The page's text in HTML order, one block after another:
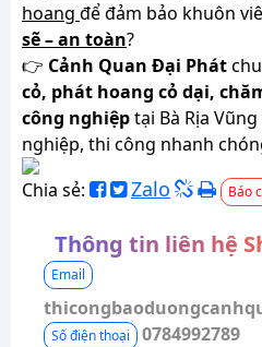
hoang để đảm bảo khuôn
sẽ – an toàn?
👉 Cảnh Quan Đại Phát
cỏ, phát hoang cỏ dại,
công nghiệptại Bà Rịa
nghiệp, thi công nhanh
Chia sẻ:
Zalo Báo
Thông tin liên hệ
Email
Số điện thoại 0784992789